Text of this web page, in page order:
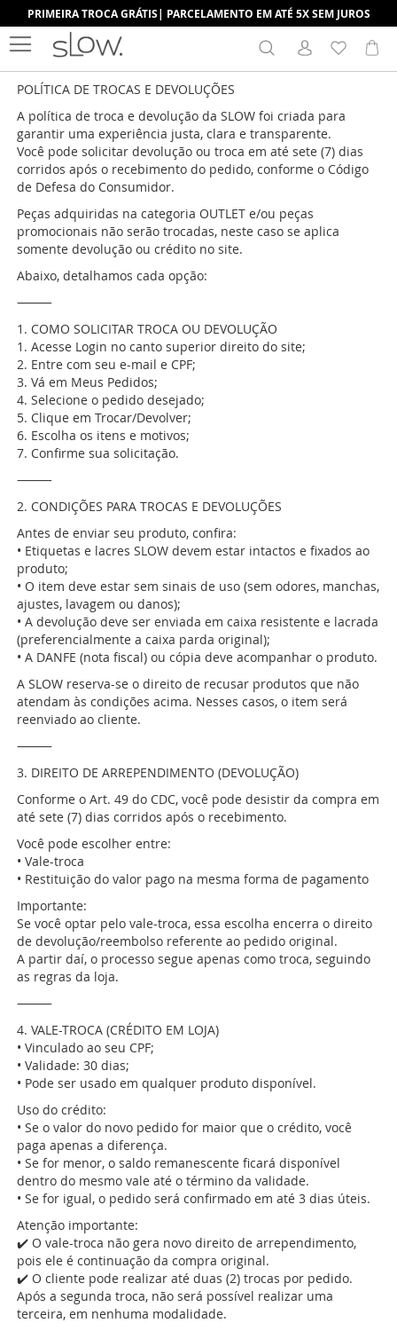
PRIMEIRA TROCA GRÁTIS| PARCELAMENTO EM ATÉ 5X SEM JUROS
Search
POLÍTICA DE TROCAS E DEVOLUÇÕES
A política de troca e devolução da SLOW foi criada para
garantir uma experiência justa, clara e transparente.
Você pode solicitar devolução ou troca em até sete (7) dias
corridos após o recebimento do pedido, conforme o Código
de Defesa do Consumidor.
Peças adquiridas na categoria OUTLET e/ou peças
promocionais não serão trocadas, neste caso se aplica
somente devolução ou crédito no site.
Abaixo, detalhamos cada opção:
⸻
1. COMO SOLICITAR TROCA OU DEVOLUÇÃO
1. Acesse Login no canto superior direito do site;
2. Entre com seu e-mail e CPF;
3. Vá em Meus Pedidos;
4. Selecione o pedido desejado;
5. Clique em Trocar/Devolver;
6. Escolha os itens e motivos;
7. Confirme sua solicitação.
⸻
2. CONDIÇÕES PARA TROCAS E DEVOLUÇÕES
Antes de enviar seu produto, confira:
• Etiquetas e lacres SLOW devem estar intactos e fixados ao
produto;
• O item deve estar sem sinais de uso (sem odores, manchas,
ajustes, lavagem ou danos);
• A devolução deve ser enviada em caixa resistente e lacrada
(preferencialmente a caixa parda original);
• A DANFE (nota fiscal) ou cópia deve acompanhar o produto.
A SLOW reserva-se o direito de recusar produtos que não
atendam às condições acima. Nesses casos, o item será
reenviado ao cliente.
⸻
3. DIREITO DE ARREPENDIMENTO (DEVOLUÇÃO)
Conforme o Art. 49 do CDC, você pode desistir da compra em
até sete (7) dias corridos após o recebimento.
Você pode escolher entre:
• Vale-troca
• Restituição do valor pago na mesma forma de pagamento
Importante:
Se você optar pelo vale-troca, essa escolha encerra o direito
de devolução/reembolso referente ao pedido original.
A partir daí, o processo segue apenas como troca, seguindo
as regras da loja.
⸻
4. VALE-TROCA (CRÉDITO EM LOJA)
• Vinculado ao seu CPF;
• Validade: 30 dias;
• Pode ser usado em qualquer produto disponível.
Uso do crédito:
• Se o valor do novo pedido for maior que o crédito, você
paga apenas a diferença.
• Se for menor, o saldo remanescente ficará disponível
dentro do mesmo vale até o término da validade.
• Se for igual, o pedido será confirmado em até 3 dias úteis.
Atenção importante:
✔️ O vale-troca não gera novo direito de arrependimento,
pois ele é continuação da compra original.
✔️ O cliente pode realizar até duas (2) trocas por pedido.
Após a segunda troca, não será possível realizar uma
terceira, em nenhuma modalidade.